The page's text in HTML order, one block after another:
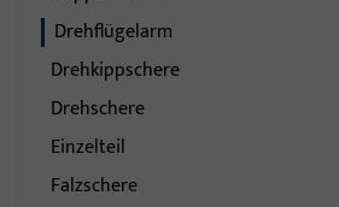
Drehflügelarm
Drehkippschere
Drehschere
Einzelteil
Falzschere